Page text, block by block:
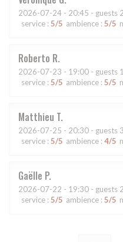
2026-07-24 - 20:45 - guests 2
service : 5/5 ambience : 5/5
Roberto R
2026-07-23 - 19:00 - guests 1
service : 5/5 ambience : 5/5
Matthieu T
2026-07-25 - 20:30 - guests 3
service : 5/5 ambience : 4/5
Gaëlle P
2026-07-22 - 19:30 - guests 2
service : 5/5 ambience : 5/5